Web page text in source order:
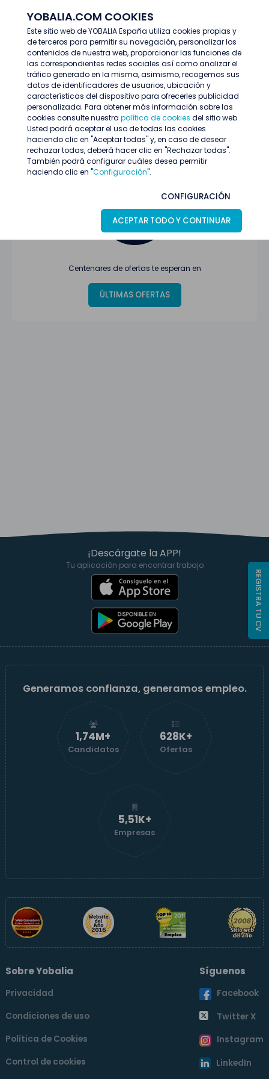
YOBALIA.COM COOKIES
Este sitio web de YOBALIA España utiliza cookies propias y
de terceros para permitir su navegación, personalizar los
contenidos de nuestra web, proporcionar las funciones de
las correspondientes redes sociales así como analizar el
tráfico generado en la misma, asimismo, recogemos sus
datos de identificadores de usuarios, ubicación y
características del dispositivo para ofrecerles publicidad
personalizada. Para obtener más información sobre las
cookies consulte nuestra política de cookies del sitio web.
Usted podrá aceptar el uso de todas las cookies
haciendo clic en "Aceptar todas" y, en caso de desear
rechazar todas, deberá hacer clic en "Rechazar todas".
También podrá configurar cuáles desea permitir
haciendo clic en "Configuración".
CONFIGURACIÓN
ACEPTAR TODO Y CONTINUAR
Últimas ofertas
Oferta no encontrada o ha finalizado su
proceso de selección
Centenares de ofertas te esperan en
ÚLTIMAS OFERTAS
¡Descárgate la APP!
Tu aplicación para encontrar trabajo
Generamos confianza, generamos empleo.
1,74M+
Candidatos
629K+
Ofertas
5,51K+
Empresas
Sobre Yobalia
Privacidad
Condiciones de uso
Política de Cookies
Control de cookies
Síguenos
Facebook
Twitter X
Instagram
LinkedIn
REGISTRA TU CV